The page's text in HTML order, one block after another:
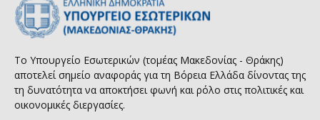
Το Υπουργείο Εσωτερικών (τομέας Μακεδονίας - Θράκης)
αποτελεί σημείο αναφοράς για τη Βόρεια Ελλάδα δίνοντας της
τη δυνατότητα να αποκτήσει φωνή και ρόλο στις πολιτικές και
οικονομικές διεργασίες.